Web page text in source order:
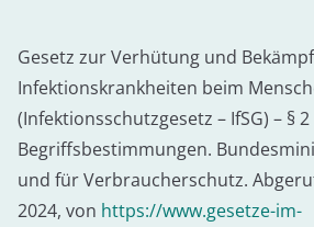
Gesetz zur Verhütung und
Infektionskrankheiten beim
(Infektionsschutzgesetz – IfSG) – § 2
Begriffsbestimmungen.
und für Verbraucherschutz.
2024, von https://www.gesetze-im-